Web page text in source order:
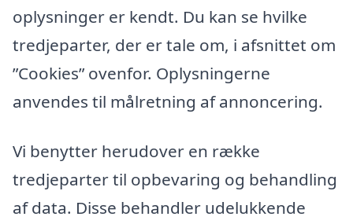
oplysninger er kendt. Du kan se hvilke
tredjeparter, der er tale om, i afsnittet om
”Cookies” ovenfor. Oplysningerne
anvendes til målretning af annoncering.
Vi benytter herudover en række
tredjeparter til opbevaring og behandling
af data. Disse behandler udelukkende